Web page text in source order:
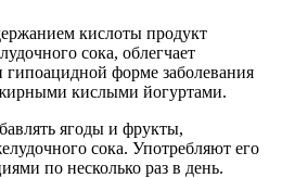
кислоты продукт
сока, облегчает
форме заболевания
кислыми йогуртами.
ягоды и фрукты,
сока. Употребляют его
по несколько раз в день.